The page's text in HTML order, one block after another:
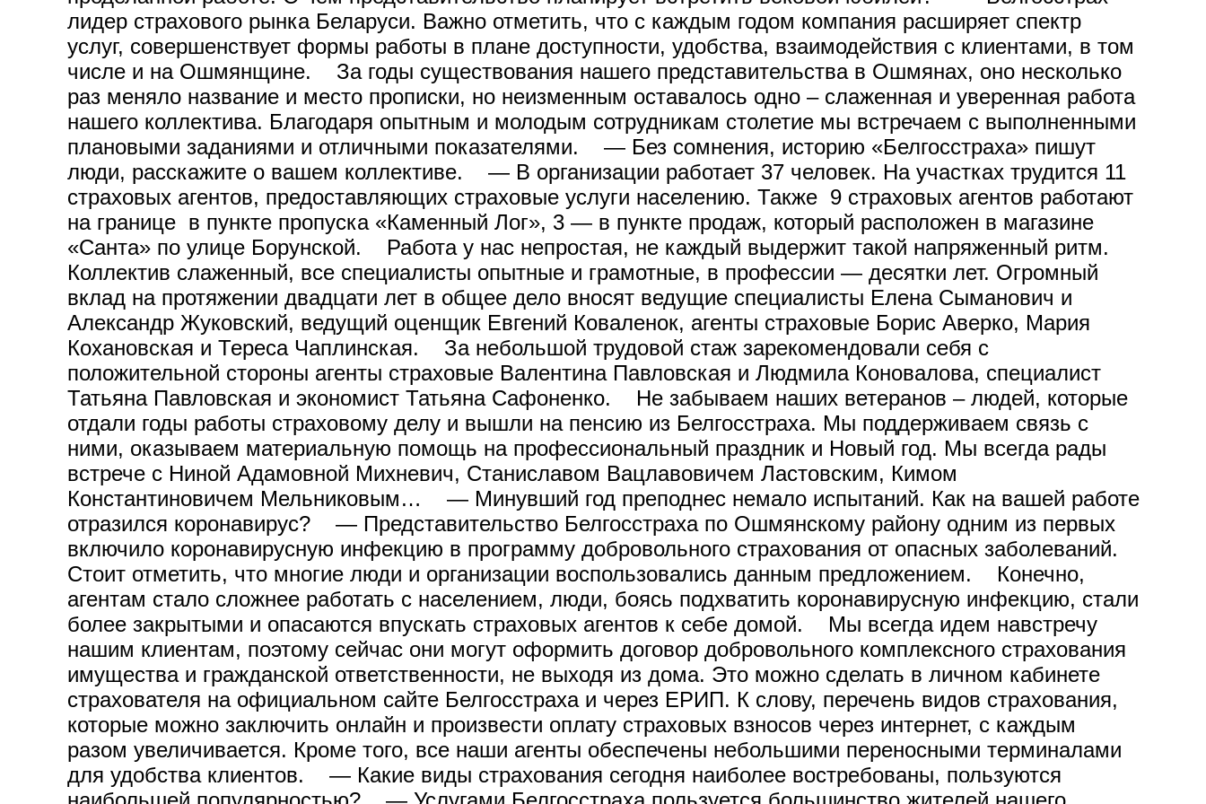
лидер страхового рынка Беларуси. Важно отметить, что с каждым годом компания расширяет спектр
услуг, совершенствует формы работы в плане доступности, удобства, взаимодействия с клиентами, в том
числе и на Ошмянщине. За годы существования нашего представительства в Ошмянах, оно несколько
раз меняло название и место прописки, но неизменным оставалось одно – слаженная и уверенная работа
нашего коллектива. Благодаря опытным и молодым сотрудникам столетие мы встречаем с выполненными
плановыми заданиями и отличными показателями. — Без сомнения, историю «Белгосстраха» пишут
люди, расскажите о вашем коллективе. — В организации работает 37 человек. На участках трудится 11
страховых агентов, предоставляющих страховые услуги населению. Также 9 страховых агентов работают
на границе в пункте пропуска «Каменный Лог», 3 — в пункте продаж, который расположен в магазине
«Санта» по улице Борунской. Работа у нас непростая, не каждый выдержит такой напряженный ритм.
Коллектив слаженный, все специалисты опытные и грамотные, в профессии — десятки лет. Огромный
вклад на протяжении двадцати лет в общее дело вносят ведущие специалисты Елена Сыманович и
Александр Жуковский, ведущий оценщик Евгений Коваленок, агенты страховые Борис Аверко, Мария
Кохановская и Тереса Чаплинская. За небольшой трудовой стаж зарекомендовали себя с
положительной стороны агенты страховые Валентина Павловская и Людмила Коновалова, специалист
Татьяна Павловская и экономист Татьяна Сафоненко. Не забываем наших ветеранов – людей, которые
отдали годы работы страховому делу и вышли на пенсию из Белгосстраха. Мы поддерживаем связь с
ними, оказываем материальную помощь на профессиональный праздник и Новый год. Мы всегда рады
встрече с Ниной Адамовной Михневич, Станиславом Вацлавовичем Ластовским, Кимом
Константиновичем Мельниковым… — Минувший год преподнес немало испытаний. Как на вашей работе
отразился коронавирус? — Представительство Белгосстраха по Ошмянскому району одним из первых
включило коронавирусную инфекцию в программу добровольного страхования от опасных заболеваний.
Стоит отметить, что многие люди и организации воспользовались данным предложением. Конечно,
агентам стало сложнее работать с населением, люди, боясь подхватить коронавирусную инфекцию, стали
более закрытыми и опасаются впускать страховых агентов к себе домой. Мы всегда идем навстречу
нашим клиентам, поэтому сейчас они могут оформить договор добровольного комплексного страхования
имущества и гражданской ответственности, не выходя из дома. Это можно сделать в личном кабинете
страхователя на официальном сайте Белгосстраха и через ЕРИП. К слову, перечень видов страхования,
которые можно заключить онлайн и произвести оплату страховых взносов через интернет, с каждым
разом увеличивается. Кроме того, все наши агенты обеспечены небольшими переносными терминалами
для удобства клиентов. — Какие виды страхования сегодня наиболее востребованы, пользуются